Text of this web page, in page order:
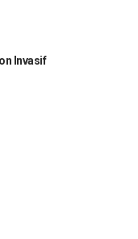
Invasif